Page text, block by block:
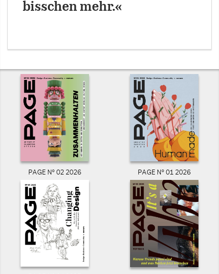
bisschen mehr.«
PAGE N° 02 2026 PAGE N° 01 2026